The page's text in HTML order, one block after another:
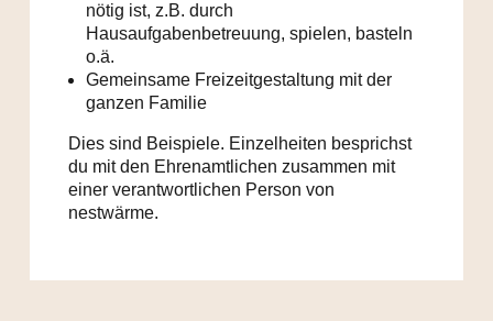
nötig ist, z.B. durch
Hausaufgabenbetreuung, spielen, basteln
o.ä.​
Gemeinsame Freizeitgestaltung mit der
ganzen Familie
​Dies sind Beispiele. Einzelheiten besprichst
du mit den Ehrenamtlichen zusammen mit
einer verantwortlichen Person von
nestwärme.